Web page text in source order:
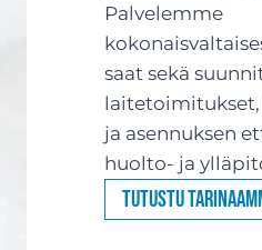
Palvelemme
saat sekä
ja asennuksen
huolto- ja
Tutustu